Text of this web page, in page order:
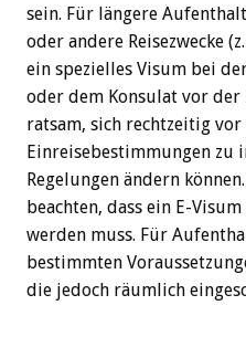
sein. Für längere
oder andere Reisezwecke
ein spezielles Visum bei
oder dem Konsulat vor der
ratsam, sich rechtzeitig
Einreisebestimmungen zu
Regelungen ändern
beachten, dass ein E-
werden muss. Für
bestimmten
die jedoch räumlich